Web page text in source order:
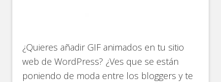
¿Quieres añadir GIF animados en tu sitio
web de WordPress? ¿Ves que se están
poniendo de moda entre los bloggers y te